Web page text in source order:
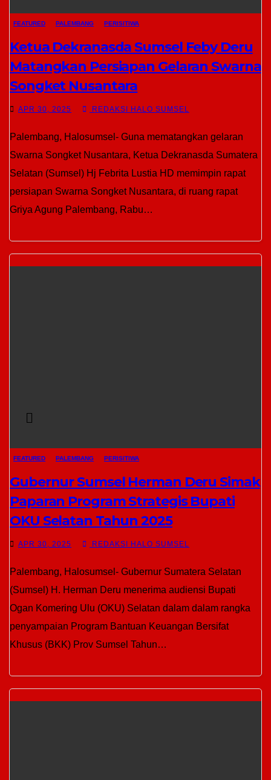
FEATURED PALEMBANG PERISITIWA
Ketua Dekranasda Sumsel Feby Deru
Matangkan Persiapan Gelaran Swarna
Songket Nusantara
APR 30, 2025 REDAKSI HALO SUMSEL
Palembang, Halosumsel- Guna mematangkan gelaran
Swarna Songket Nusantara, Ketua Dekranasda Sumatera
Selatan (Sumsel) Hj Febrita Lustia HD memimpin rapat
persiapan Swarna Songket Nusantara, di ruang rapat
Griya Agung Palembang, Rabu…
FEATURED PALEMBANG PERISITIWA
Gubernur Sumsel Herman Deru Simak
Paparan Program Strategis Bupati
OKU Selatan Tahun 2025
APR 30, 2025 REDAKSI HALO SUMSEL
Palembang, Halosumsel- Gubernur Sumatera Selatan
(Sumsel) H. Herman Deru menerima audiensi Bupati
Ogan Komering Ulu (OKU) Selatan dalam dalam rangka
penyampaian Program Bantuan Keuangan Bersifat
Khusus (BKK) Prov Sumsel Tahun…